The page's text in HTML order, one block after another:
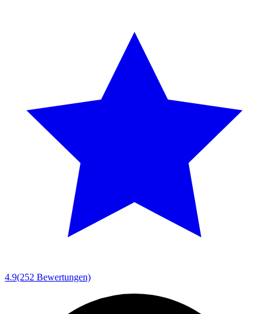
4.9(252 Bewertungen)